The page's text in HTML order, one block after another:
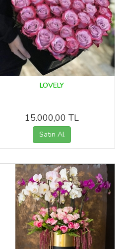
LOVELY
15.000,00 TL